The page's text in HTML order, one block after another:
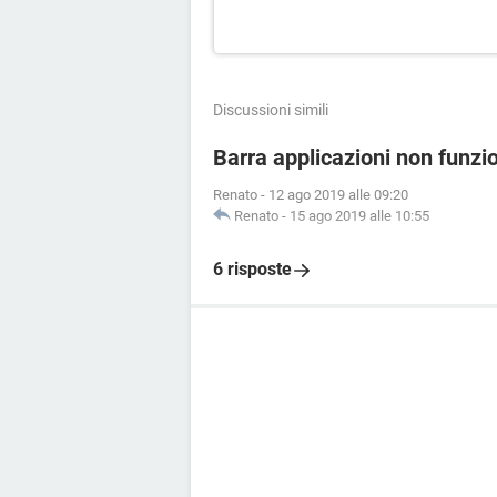
Discussioni simili
Barra applicazioni non
Renato - 12 ago 2019 alle 09:20
Renato - 15 ago 2019 alle 10:55
6 risposte